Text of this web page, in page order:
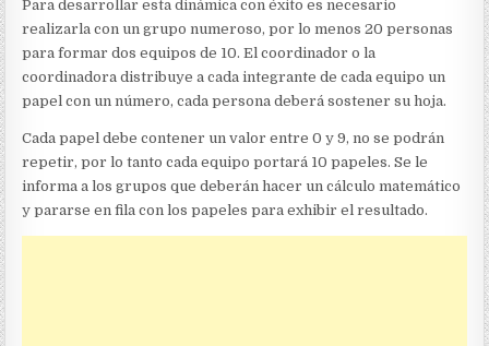
Para desarrollar esta dinámica con éxito es necesario
realizarla con un grupo numeroso, por lo menos 20 personas
para formar dos equipos de 10. El coordinador o la
coordinadora distribuye a cada integrante de cada equipo un
papel con un número, cada persona deberá sostener su hoja.
Cada papel debe contener un valor entre 0 y 9, no se podrán
repetir, por lo tanto cada equipo portará 10 papeles. Se le
informa a los grupos que deberán hacer un cálculo matemático
y pararse en fila con los papeles para exhibir el resultado.